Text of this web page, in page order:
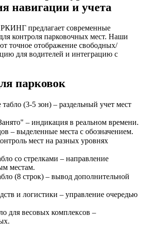
навигации и учета
предлагает современные
контроля парковочных мест. Наши
точное отображение свободных/
для водителей и интеграцию с
парковок
(3-5 зон) – раздельный учет мест
– индикация в реальном времени.
– выделенные места с обозначением.
мест на разных уровнях
со стрелками – направление
местам.
(8 строк) – вывод дополнительной
и логистики – управление очередью
для весовых комплексов –